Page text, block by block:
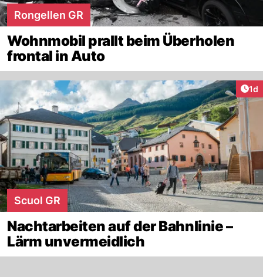
Rongellen GR
Wohnmobil prallt beim Überholen
frontal in Auto
1d
Scuol GR
Nachtarbeiten auf der Bahnlinie –
Lärm unvermeidlich